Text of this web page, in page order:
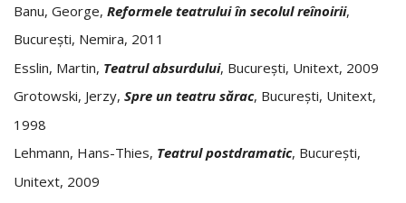
Banu, George, Reformele teatrului în secolul reînoirii,
București, Nemira, 2011
Esslin, Martin, Teatrul absurdului, București, Unitext, 2009
Grotowski, Jerzy, Spre un teatru sărac, București, Unitext,
1998
Lehmann, Hans-Thies, Teatrul postdramatic, București,
Unitext, 2009